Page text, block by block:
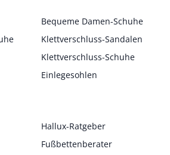
Bequeme Damen-Schuhe
Klettverschluss-Sandalen
Klettverschluss-Schuhe
Einlegesohlen
Hallux-Ratgeber
Fußbettenberater